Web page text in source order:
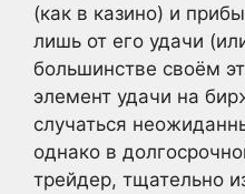
(как в казино) и
лишь от его удачи
большинстве своём
элемент удачи на
случаться
однако в
трейдер, тщательно